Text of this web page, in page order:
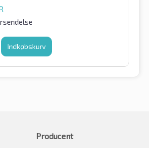
Indkøbskurv
Producent